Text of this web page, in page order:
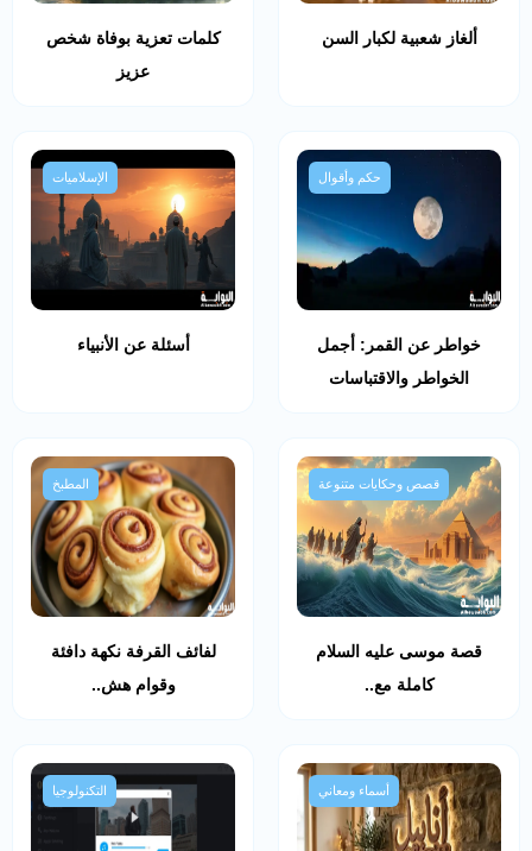
ألغاز شعبية لكبار السن
كلمات تعزية بوفاة شخص
عزيز
حكم وأقوال
خواطر عن القمر: أجمل
الخواطر والاقتباسات
الإسلاميات
أسئلة عن الأنبياء
قصص وحكايات متنوعة
قصة موسى عليه السلام
كاملة مع..
المطبخ
لفائف القرفة نكهة دافئة
وقوام هش..
أسماء ومعاني التكنولوجيا